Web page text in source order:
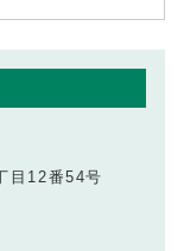
目12番54号